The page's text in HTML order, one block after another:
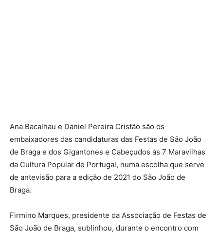
Ana Bacalhau e Daniel Pereira Cristão são os
embaixadores das candidaturas das Festas de São João
de Braga e dos Gigantones e Cabeçudos às 7 Maravilhas
da Cultura Popular de Portugal, numa escolha que serve
de antevisão para a edição de 2021 do São João de
Braga.
Firmino Marques, presidente da Associação de Festas de
São João de Braga, sublinhou, durante o encontro com